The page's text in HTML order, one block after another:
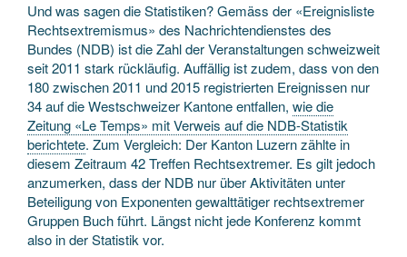
Und was sagen die Statistiken? Gemäss der «Ereignisliste
Rechtsextremismus» des Nachrichtendienstes des
Bundes (NDB) ist die Zahl der Veranstaltungen schweizweit
seit 2011 stark rückläufig. Auffällig ist zudem, dass von den
180 zwischen 2011 und 2015 registrierten Ereignissen nur
34 auf die Westschweizer Kantone entfallen, wie die
Zeitung «Le Temps» mit Verweis auf die NDB-Statistik
berichtete. Zum Vergleich: Der Kanton Luzern zählte in
diesem Zeitraum 42 Treffen Rechtsextremer. Es gilt jedoch
anzumerken, dass der NDB nur über Aktivitäten unter
Beteiligung von Exponenten gewalttätiger rechtsextremer
Gruppen Buch führt. Längst nicht jede Konferenz kommt
also in der Statistik vor.